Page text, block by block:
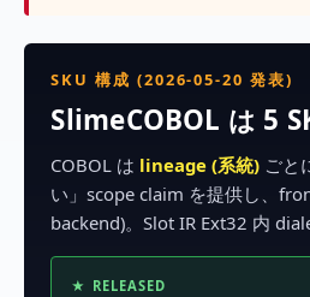
SKU 構成 (2026-05-20 発表)
SlimeCOBOL は 5
COBOL は lineage (系統) ごと
い」scope claim を提供し、
backend)。Slot IR Ext32 内
★ RELEASED